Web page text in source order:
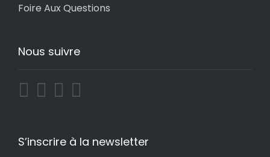
Foire Aux Questions
Nous suivre
S’inscrire à la newsletter